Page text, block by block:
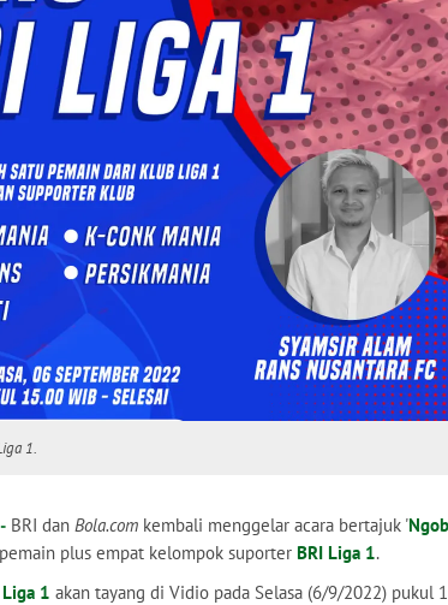
1.
BRI dan Bola.com kembali menggelar acara bertajuk '
plus empat kelompok suporter BRI Liga 1.
1 akan tayang di Vidio pada Selasa (6/9/2022) pukul